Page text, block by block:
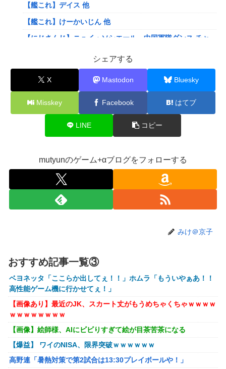
【艦これ】デイス 他
【艦これ】けーかいじん 他
【にじさんじ】ニュイ・ソシエール、中国軍隊ダンス チャ
【にじさんじ】ひゃくまんてんばらサロメちゃんおまんが
「安心と引き換えに」
【VTuber】ばあちゃる、引退を発表 8月9日の誕生日配信
で詳細を説明「ずっと続けられなくて本当にごめんなさい」
【8/9(日)15:00】
可愛すぎるおむすび屋さん（28）、新店舗に4000万円クラ
【速報】ワンピースの「世界に5種しかない飛行能力」発言
の謎が解けるWWW
ホリエモン「面接でさ、納豆パックの薄いフィルムって何の
ために入っていの？って聞くわけ」
ｗｗｗｗ
【悲報】高市早苗に逆らった財務官僚、異例の左遷ｗｗｗｗ
ｗｗｗｗ
【画像】井口裕香(36)、タンクトップがはち切れそうなくら
いデカイｗｗｗｗｗｗｗｗｗｗｗ
【悲報】Z世代「求刑7年のジャンポケ斎藤は口封じに被害
者殺した方が量刑軽かっただろ」←1万いいね
【動画】福岡の電車、複数の駅で「チンポッ❤」というアナ
シェアする
X Mastodon Bluesky
Misskey Facebook はてブ
LINE コピー
mutyunのゲーム+αブログをフォローする
みけ＠京子
おすすめ記事一覧③
ベヨネッタ「ここらか出してぇ！！」ホムラ「もういやぁあ！！
高性能ゲーム機に行かせてぇ！」
【画像あり】最近のJK、スカート丈がもうめちゃくちゃｗｗｗｗ
ｗｗｗｗｗｗｗｗ
【画像】絵師様、AIにビビりすぎて絵が目茶苦茶になる
【爆益】 ワイのNISA、限界突破ｗｗｗｗｗｗ
高野連「暑熱対策で第2試合は13:30プレイボールや！」